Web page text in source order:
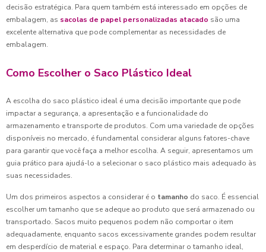
decisão estratégica. Para quem também está interessado em opções de
embalagem, as sacolas de papel personalizadas atacado são uma
excelente alternativa que pode complementar as necessidades de
embalagem.
Como Escolher o Saco Plástico Ideal
A escolha do saco plástico ideal é uma decisão importante que pode
impactar a segurança, a apresentação e a funcionalidade do
armazenamento e transporte de produtos. Com uma variedade de opções
disponíveis no mercado, é fundamental considerar alguns fatores-chave
para garantir que você faça a melhor escolha. A seguir, apresentamos um
guia prático para ajudá-lo a selecionar o saco plástico mais adequado às
suas necessidades.
Um dos primeiros aspectos a considerar é o tamanho do saco. É essencial
escolher um tamanho que se adeque ao produto que será armazenado ou
transportado. Sacos muito pequenos podem não comportar o item
adequadamente, enquanto sacos excessivamente grandes podem resultar
em desperdício de material e espaço. Para determinar o tamanho ideal,